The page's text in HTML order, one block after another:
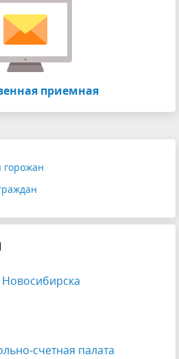
приемная
горожан
счетная палата